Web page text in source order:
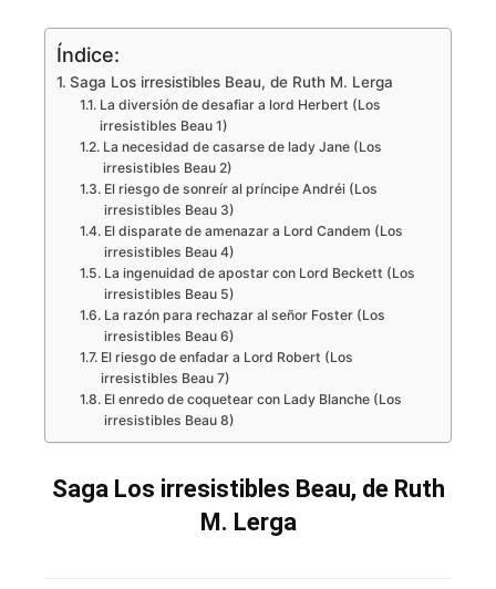
Índice:
Saga Los irresistibles Beau, de Ruth M. Lerga
La diversión de desafiar a lord Herbert (Los
irresistibles Beau 1)
La necesidad de casarse de lady Jane (Los
irresistibles Beau 2)
El riesgo de sonreír al príncipe Andréi (Los
irresistibles Beau 3)
El disparate de amenazar a Lord Candem (Los
irresistibles Beau 4)
La ingenuidad de apostar con Lord Beckett (Los
irresistibles Beau 5)
La razón para rechazar al señor Foster (Los
irresistibles Beau 6)
El riesgo de enfadar a Lord Robert (Los
irresistibles Beau 7)
El enredo de coquetear con Lady Blanche (Los
irresistibles Beau 8)
Saga Los irresistibles Beau, de Ruth
M. Lerga